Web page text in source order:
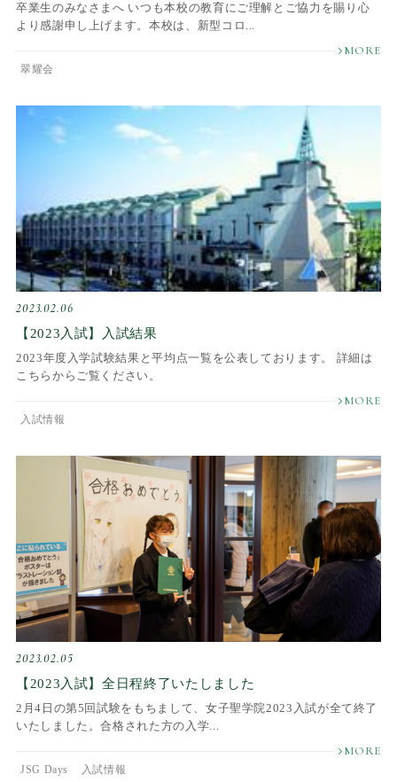
卒業生のみなさまへ いつも本校の教育にご理解とご協力を賜り心
より感謝申し上げます。本校は、新型コロ...
翠耀会
2023.02.06
【2023入試】入試結果
2023年度入学試験結果と平均点一覧を公表しております。 詳細は
こちらからご覧ください。
入試情報
2023.02.05
【2023入試】全日程終了いたしました
2月4日の第5回試験をもちまして、女子聖学院2023入試が全て終了
いたしました。合格された方の入学...
JSG Days 入試情報